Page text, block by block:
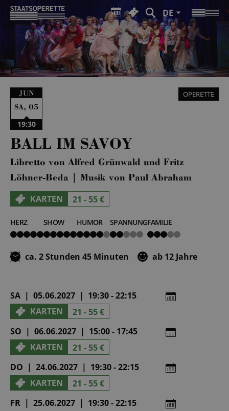
DE
JUN
SA, 05
19:30
OPERETTE
BALL IM SAVOY
Libretto von Alfred Grünwald und Fritz
Löhner-Beda | Musik von Paul Abraham
KARTEN 21 - 55 €
HERZ
5
von
SHOW
5
von
HUMOR
4
von
SPANNUNG
2
von
FAMILIE
3
von
ca. 2 Stunden 45 Minuten ab 12 Jahre
SA | 05.06.2027 | 19:30 - 22:15
KARTEN
21 - 55 €
SO | 06.06.2027 | 15:00 - 17:45
KARTEN
21 - 55 €
DO | 24.06.2027 | 19:30 - 22:15
KARTEN
21 - 55 €
FR | 25.06.2027 | 19:30 - 22:15